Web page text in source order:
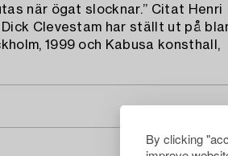
By clicking
när ögat slocknar.” Citat Henri
Dick Clevestam har ställt ut på
1999 och Kabusa konsthall,